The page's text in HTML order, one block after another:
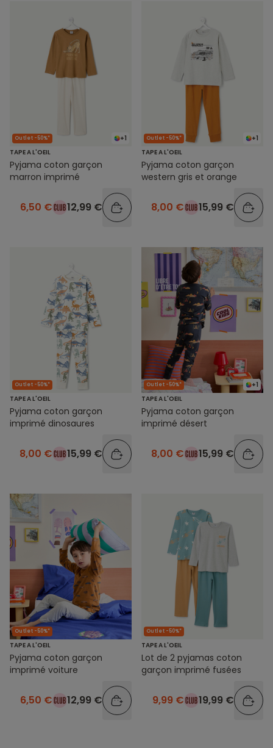
+1
Outlet -50%*
TAPE A L'OEIL
Pyjama coton garçon
marron imprimé
6,50 € 12,99 €
+1
Outlet -50%*
TAPE A L'OEIL
Pyjama coton garçon
western gris et orange
8,00 € 15,99 €
Outlet -50%*
TAPE A L'OEIL
Pyjama coton garçon
imprimé dinosaures
8,00 € 15,99 €
+1
Outlet -50%*
TAPE A L'OEIL
Pyjama coton garçon
imprimé désert
8,00 € 15,99 €
Outlet -50%*
TAPE A L'OEIL
Pyjama coton garçon
imprimé voiture
6,50 € 12,99 €
Outlet -50%*
TAPE A L'OEIL
Lot de 2 pyjamas coton
garçon imprimé fusées
9,99 € 19,99 €